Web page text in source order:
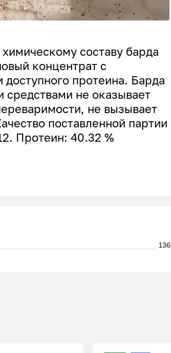
составу барда
концентрат с
протеина. Барда
средствами не оказывает
не вызывает
поставленной партии
Протеин: 40.32 %
136